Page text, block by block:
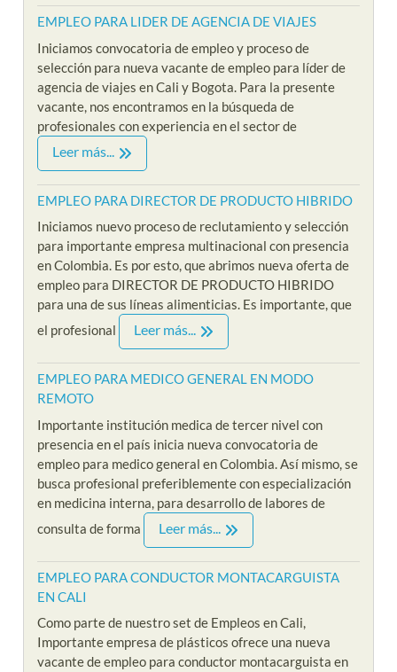
EMPLEO PARA LIDER DE AGENCIA DE VIAJES
Iniciamos convocatoria de empleo y proceso de
selección para nueva vacante de empleo para líder de
agencia de viajes en Cali y Bogota. Para la presente
vacante, nos encontramos en la búsqueda de
profesionales con experiencia en el sector de
Leer más...
EMPLEO PARA DIRECTOR DE PRODUCTO HIBRIDO
Iniciamos nuevo proceso de reclutamiento y selección
para importante empresa multinacional con presencia
en Colombia. Es por esto, que abrimos nueva oferta de
empleo para DIRECTOR DE PRODUCTO HIBRIDO
para una de sus líneas alimenticias. Es importante, que
el profesional
Leer más...
EMPLEO PARA MEDICO GENERAL EN MODO
REMOTO
Importante institución medica de tercer nivel con
presencia en el país inicia nueva convocatoria de
empleo para medico general en Colombia. Así mismo, se
busca profesional preferiblemente con especialización
en medicina interna, para desarrollo de labores de
consulta de forma
Leer más...
EMPLEO PARA CONDUCTOR MONTACARGUISTA
EN CALI
Como parte de nuestro set de Empleos en Cali,
Importante empresa de plásticos ofrece una nueva
vacante de empleo para conductor montacarguista en